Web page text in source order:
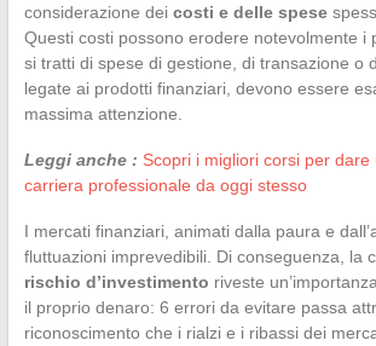
considerazione dei costi e delle spese
Questi costi possono erodere notevolmente i
si tratti di spese di gestione, di transazione o
legate ai prodotti finanziari, devono essere
massima attenzione.
Leggi anche : Scopri i migliori corsi per
carriera professionale da oggi stesso
I mercati finanziari, animati dalla paura e
fluttuazioni imprevedibili. Di conseguenza, la
rischio d’investimento riveste
il proprio denaro: 6 errori da evitare passa
riconoscimento che i rialzi e i ribassi dei